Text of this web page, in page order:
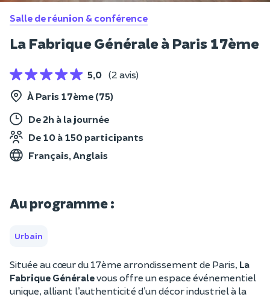
Salle de réunion & conférence
La Fabrique Générale à Paris 17ème
5,0 (2 avis)
À Paris 17ème (75)
De 2h à la journée
De 10 à 150 participants
Français, Anglais
Au programme :
Urbain
Située au cœur du 17ème arrondissement de Paris, La
Fabrique Généralevous offre un espace événementiel
unique, alliant l’authenticité d’un décor industriel à la